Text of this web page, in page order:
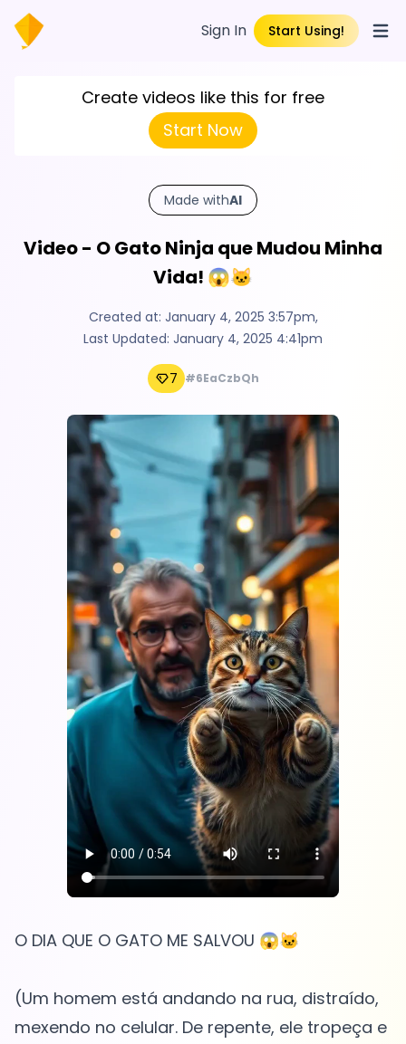
Sign In Start Using!
Create videos like this for free
Start Now
Made withAI
Video - O Gato Ninja que Mudou Minha
Vida! 😱🐱
Created at: January 4, 2025 3:57pm,
Last Updated: January 4, 2025 4:41pm
7 #6EaCzbQh
O DIA QUE O GATO ME SALVOU 😱🐱
(Um homem está andando na rua, distraído,
mexendo no celular. De repente, ele tropeça e